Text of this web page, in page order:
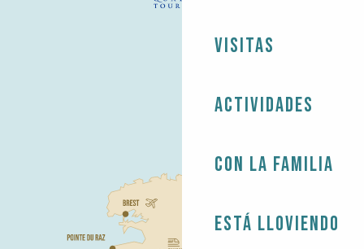
Visitas
Actividades
Con la familia
Está lloviendo